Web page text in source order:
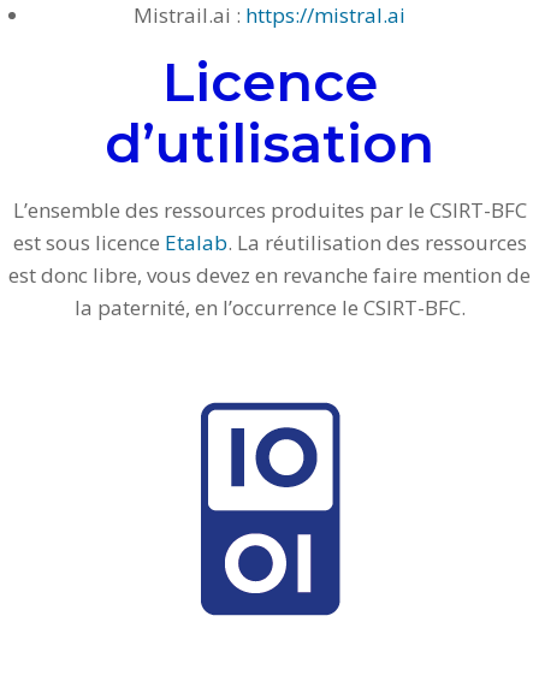
Mistrail.ai : https://mistral.ai
Licence
d’utilisation
L’ensemble des ressources produites par le CSIRT-BFC
est sous licence Etalab. La réutilisation des ressources
est donc libre, vous devez en revanche faire mention de
la paternité, en l’occurrence le CSIRT-BFC.